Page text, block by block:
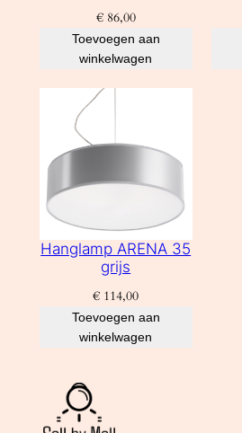
€86,00
Toevoegen aan
winkelwagen
Hanglamp ARENA 35
grijs
€ 114,00
Toevoegen aan
winkelwagen